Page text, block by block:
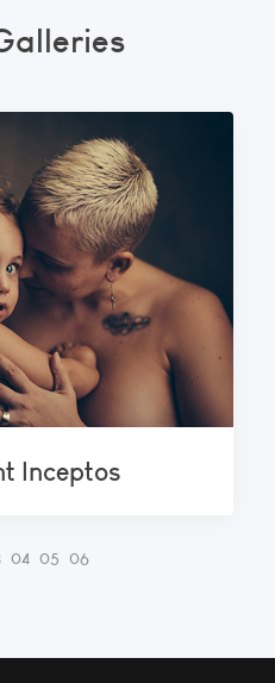
Inceptos